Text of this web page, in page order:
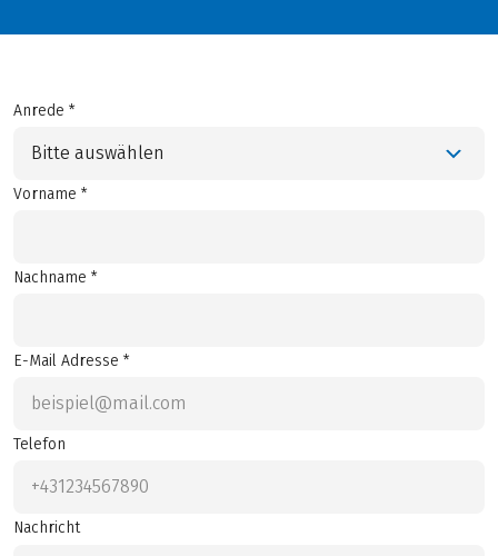
Anrede *
Bitte auswählen
Vorname *
Nachname *
E-Mail Adresse *
Telefon
Nachricht